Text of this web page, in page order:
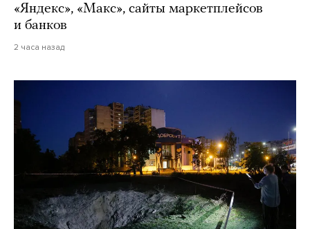
«Яндекс», «Макс», сайты маркетплейсов
и банков
2 часа назад